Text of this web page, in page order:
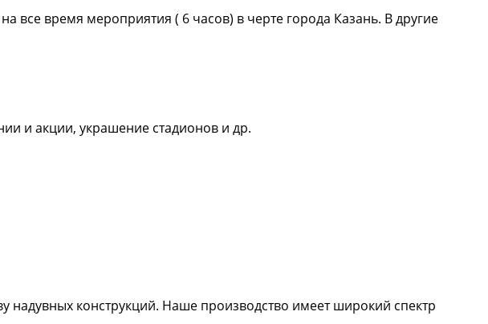
все время мероприятия ( 6 часов) в черте города Казань. В другие
и акции, украшение стадионов и др.
конструкций. Наше производство имеет широкий спектр